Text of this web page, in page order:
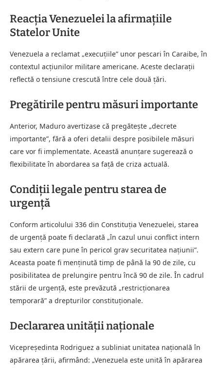
Reacția Venezuelei la afirmațiile
Statelor Unite
Venezuela a reclamat „execuțiile” unor pescari în Caraibe, în
contextul acțiunilor militare americane. Aceste declarații
reflectă o tensiune crescută între cele două țări.
Pregătirile pentru măsuri importante
Anterior, Maduro avertizase că pregătește „decrete
importante”, fără a oferi detalii despre posibilele măsuri
care vor fi implementate. Această anunțare sugerează o
flexibilitate în abordarea sa față de criza actuală.
Condiții legale pentru starea de
urgență
Conform articolului 336 din Constituția Venezuelei, starea
de urgență poate fi declarată „în cazul unui conflict intern
sau extern care pune în pericol grav securitatea națiunii”.
Aceasta poate fi menținută timp de până la 90 de zile, cu
posibilitatea de prelungire pentru încă 90 de zile. În cadrul
stării de urgență, este prevăzută „restricționarea
temporară” a drepturilor constituționale.
Declararea unității naționale
Vicepreședinta Rodriguez a subliniat unitatea națională în
apărarea țării, afirmând: „Venezuela este unită în apărarea